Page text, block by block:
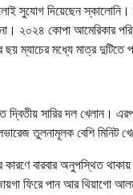
সুযোগ দিয়েছেন
২০২৪ কোপা আমেরিকার
ছয় ম্যাচের মধ্যে মাত্র
সারির দল খেলান।
তুলনামূলক বেশি মিনিট
কারণে বারবার অনুপস্থিত
ফিরে পান আর থিয়াগো